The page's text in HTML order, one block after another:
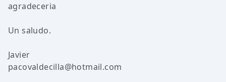
agradeceria
Un saludo.
Javier
pacovaldecilla@hotmail.com